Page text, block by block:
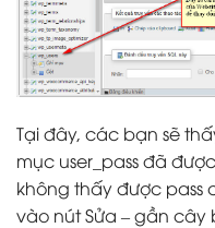
Tại đây, các bạn sẽ
mục user_pass đã
không thấy được pass
vào nút Sửa – gần cây